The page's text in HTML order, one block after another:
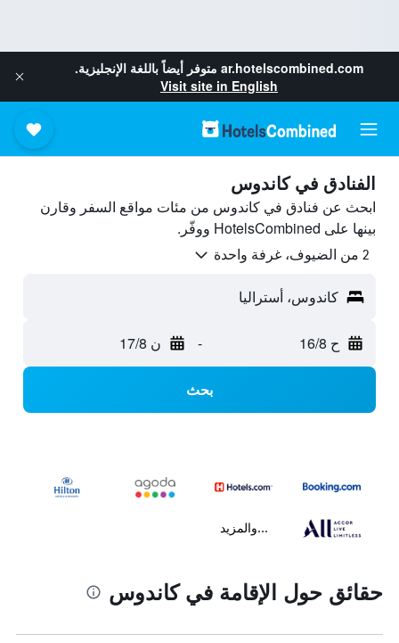
ar.hotelscombined.com متوفر أيضاً باللغة الإنجليزية.
Visit site in English
الفنادق في كاندوس
ابحث عن فنادق في كاندوس من مئات مواقع السفر وقارن
بينها على HotelsCombined ووفّر.
2 من الضيوف، غرفة واحدة
كاندوس، أستراليا
ح 16/8 - ن 17/8
بحث
...والمزيد
حقائق حول الإقامة في كاندوس